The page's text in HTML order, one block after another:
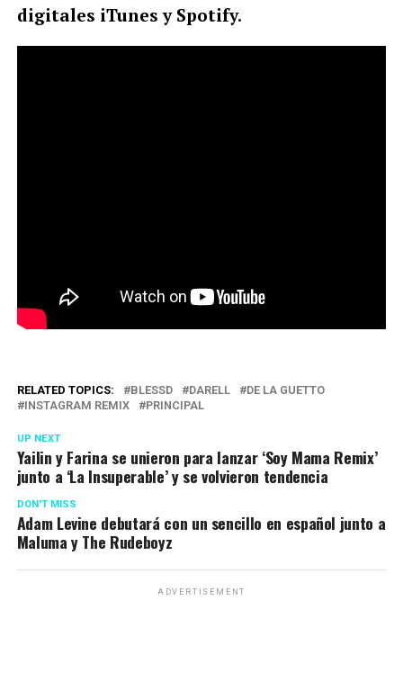
digitales iTunes y Spotify.
RELATED TOPICS: BLESSD DARELL
DE LA GUETTO
INSTAGRAM REMIX
PRINCIPAL
UP NEXT
Yailin y Farina se unieron para lanzar ‘Soy Mama Remix’
junto a ‘La Insuperable’ y se volvieron tendencia
DON'T MISS
Adam Levine debutará con un sencillo en español junto a
Maluma y The Rudeboyz
ADVERTISEMENT